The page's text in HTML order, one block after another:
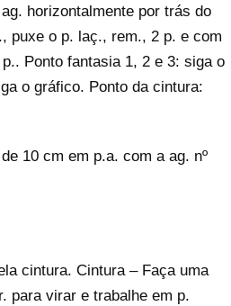
horizontalmente por trás do
puxe o p. laç., rem., 2 p. e com
Ponto fantasia 1, 2 e 3: siga o
o gráfico. Ponto da cintura:
10 cm em p.a. com a ag. nº
cintura. Cintura – Faça uma
para virar e trabalhe em p.